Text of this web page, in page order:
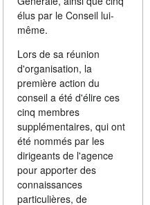
élus par le Conseil lui-
même.
Lors de sa réunion
d'organisation, la
première action du
conseil a été d'élire ces
cinq membres
supplémentaires, qui ont
été nommés par les
dirigeants de l'agence
pour apporter des
connaissances
particulières, de